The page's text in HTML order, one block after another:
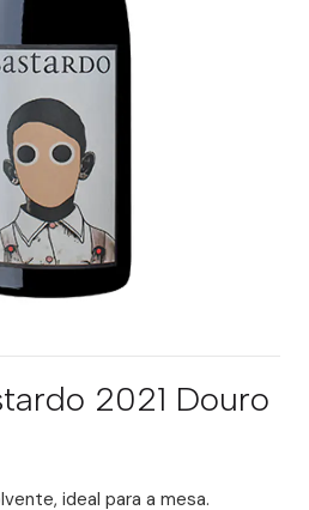
2021 Douro
ideal para a mesa.